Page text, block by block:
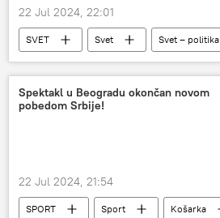
22 Jul 2024, 22:01
SVET Svet
Svet – politika
Džozef Bajden
Spektakl u Beogradu okončan novom
pobedom Srbije!
22 Jul 2024, 21:54
SPORT Sport
Košarka